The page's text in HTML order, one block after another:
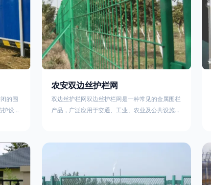
的围
护设
。2.
观。市
栏或按
得在
农安双边丝护栏网
双边丝护栏网双边丝护栏网是一种常见的金属围栏
产品，广泛应用于交通、工业、农业及公共设施等
及技术规范进行综合解析：一、基本概述定义与结
接或编织形成网格结构，网片两侧各有一根加固的
纵向钢丝（双边丝），用于与立柱连接固定。其表